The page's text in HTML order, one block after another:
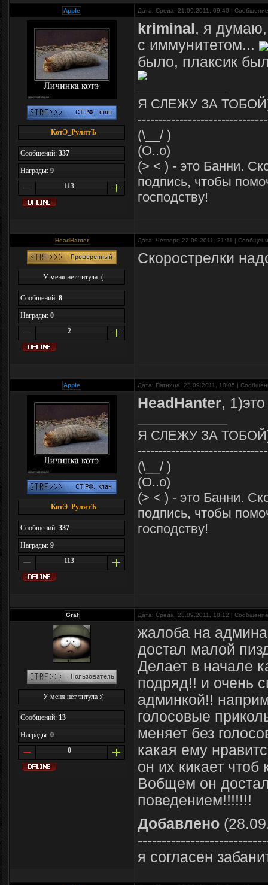
Apple Дата: Среда, 21.09.2011, 09:40 |
КотЭ_РулятЪ
Сообщений: 337
Награды: 9
113
kriminal , я думаю,
с иммунитетом...
было, плаксик
Я СЛЕЖУ ЗА
(\__/ )
(O..o)
(> < ) - это Банни.
подпись, чтобы
господству!
HeadHanter Дата: Четверг, 22.09.2011, 21:11 |
У меня нет титула :(
Сообщений: 8
Награды: 0
2
Скорострелки
Apple Дата: Пятница, 23.09.2011, 10:05 |
КотЭ_РулятЪ
Сообщений: 337
Награды: 9
113
HeadHanter,
Я СЛЕЖУ ЗА
(\__/ )
(O..o)
(> < ) - это Банни.
подпись, чтобы
господству!
Graf Дата: Среда, 28.09.2011, 18:12 |
У меня нет титула :(
Сообщений: 13
Награды: 0
0
жалоба на
достал малой
Делает в начале
подряд!! и очень
админкой!!
голосовые
меняет без
какая ему
он их кикает
Вобщем он
поведением!!!!!!!
Добавлено
я согласен